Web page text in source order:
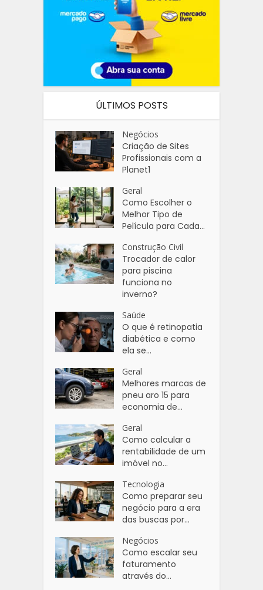
ÚLTIMOS POSTS
Negócios
Criação de Sites
Profissionais com a
Planet1
Geral
Como Escolher o
Melhor Tipo de
Película para Cada...
Construção Civil
Trocador de calor
para piscina
funciona no
inverno?
Saúde
O que é retinopatia
diabética e como
ela se...
Geral
Melhores marcas de
pneu aro 15 para
economia de...
Geral
Como calcular a
rentabilidade de um
imóvel no...
Tecnologia
Como preparar seu
negócio para a era
das buscas por...
Negócios
Como escalar seu
faturamento
através do...